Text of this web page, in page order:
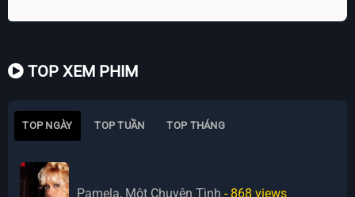
TOP XEM PHIM
TOP NGÀY TOP TUẦN TOP THÁNG
Pamela, Một Chuyện Tình - 868 views